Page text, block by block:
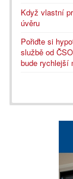
Když vlastní
úvěru
Pořiďte si
službě od
bude rychlejší